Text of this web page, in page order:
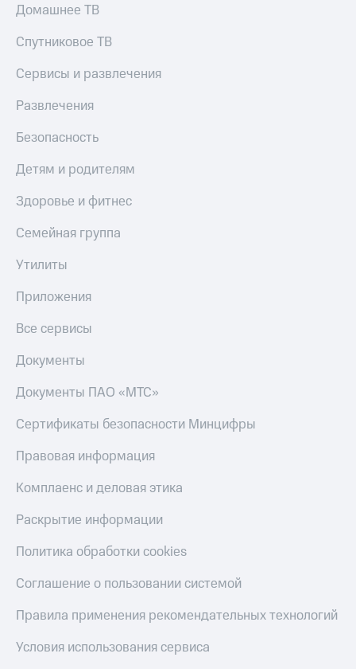
Домашнее ТВ
Спутниковое ТВ
Сервисы и развлечения
Развлечения
Безопасность
Детям и родителям
Здоровье и фитнес
Семейная группа
Утилиты
Приложения
Все сервисы
Документы
Документы ПАО «МТС»
Сертификаты безопасности Минцифры
Правовая информация
Комплаенс и деловая этика
Раскрытие информации
Политика обработки cookies
Соглашение о пользовании системой
Правила применения рекомендательных технологий
Условия использования сервиса